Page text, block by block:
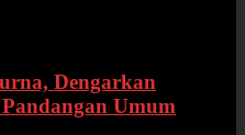
Dengarkan
Umum